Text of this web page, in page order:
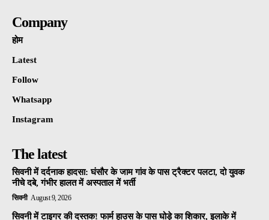
Company
होम
Latest
Follow
Whatsapp
Instagram
The latest
सिवनी में दर्दनाक हादसा: घंसौर के जाम गांव के पास ट्रैक्टर पलटा, दो युवक
नीचे दबे, गंभीर हालत में अस्पताल में भर्ती
सिवनी August 9, 2026
सिवनी में टाइगर की दस्तक! फार्म हाउस के पास घोड़े का शिकार, इलाके में